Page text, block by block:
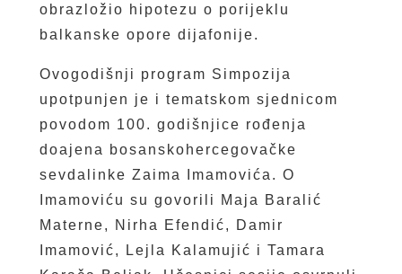
obrazložio hipotezu o porijeklu
balkanske opore dijafonije.
Ovogodišnji program Simpozija
upotpunjen je i tematskom sjednicom
povodom 100. godišnjice rođenja
doajena bosanskohercegovačke
sevdalinke Zaima Imamovića. O
Imamoviću su govorili Maja Baralić
Materne, Nirha Efendić, Damir
Imamović, Lejla Kalamujić i Tamara